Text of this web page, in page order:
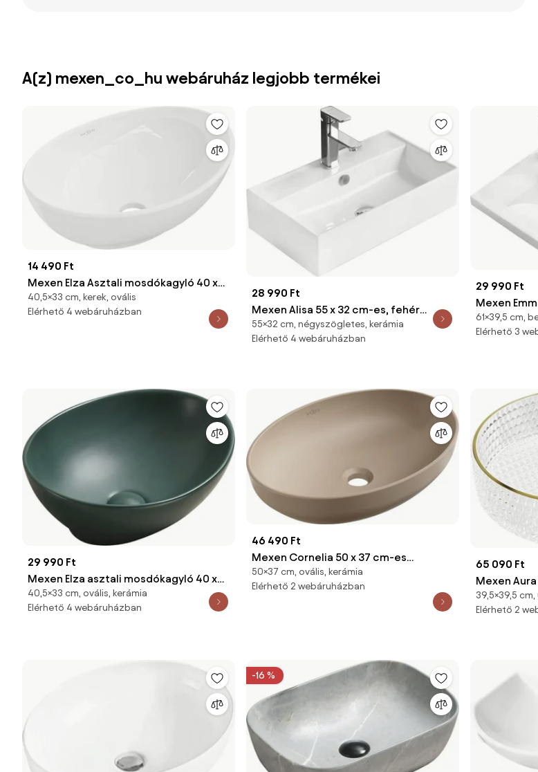
A(z) mexen_co_hu webáruház legjobb termékei
14 490 Ft
Mexen Elza Asztali mosdókagyló 40 x
33 cm, fehér - 21014000
40,5×33 cm, kerek, ovális
Elérhető 4 webáruházban
28 990 Ft
Mexen Alisa 55 x 32 cm-es, fehér
munkalapra szerelhető mosdókagyló -
21745500
55×32 cm, négyszögletes, kerámia
Elérhető 4 webáruházban
29 990 Ft
Mexen
mosdó 61 x
61×39,5 cm,
Elérhető 3
29 990 Ft
Mexen Elza asztali mosdókagyló 40 x
33 cm, sötétzöld matt - 21014047
40,5×33 cm, ovális, kerámia
Elérhető 4 webáruházban
46 490 Ft
Mexen Cornelia 50 x 37 cm-es
munkalap tetejére szerelhető mosdó,
cappuccino matt - 21885064
50×37 cm, ovális, kerámia
Elérhető 2 webáruházban
65 090 Ft
Mexen
helyezett
átlátszó/
39,5×39,5
Elérhető 2
-16 %